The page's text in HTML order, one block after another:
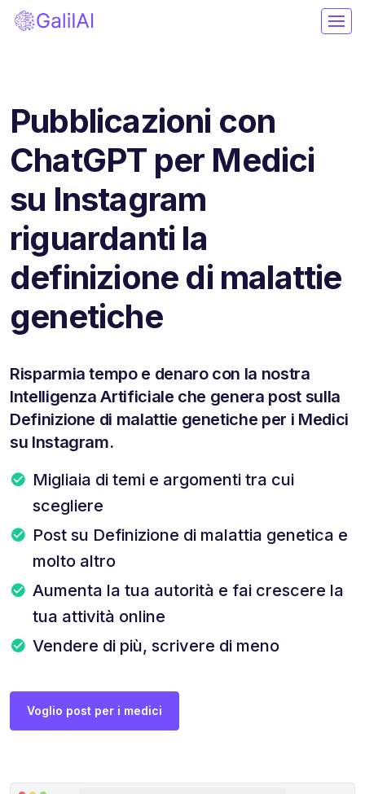
Pubblicazioni con
ChatGPT per Medici
su Instagram
riguardanti la
definizione di malattie
genetiche
Risparmia tempo e denaro con la nostra
Intelligenza Artificiale che genera post sulla
Definizione di malattie genetiche per i Medici
su Instagram.
Migliaia di temi e argomenti tra cui
scegliere
Post su Definizione di malattia genetica e
molto altro
Aumenta la tua autorità e fai crescere la
tua attività online
Vendere di più, scrivere di meno
Voglio post per i medici